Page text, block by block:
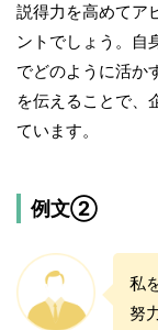
説得力を高めてア
ントでしょう。自
でどのように活か
を伝えることで、
ています。
例文②
私
努